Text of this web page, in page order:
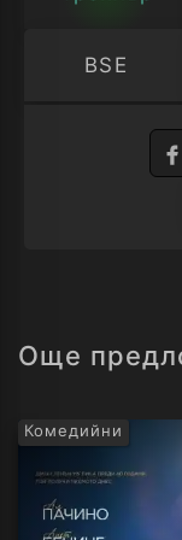
BSE
Изберете
Още
Комедийни